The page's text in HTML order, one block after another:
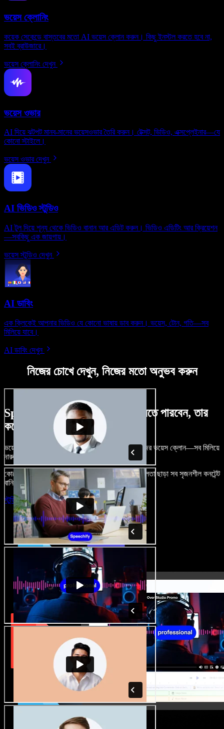
ভয়েস ক্লোনিং
কয়েক সেকেন্ডে বাস্তবের মতো AI ভয়েস ক্লোন করুন। কিছু ইনস্টল করতে হবে না,
সবই ব্রাউজারে।
ভয়েস ক্লোনিং দেখুন
ভয়েস ওভার
AI দিয়ে ঝটপট মানব-মানের ভয়েসওভার তৈরি করুন। টেক্সট, ভিডিও, এক্সপ্লেইনার—যে
কোনো স্টাইলে।
ভয়েস ওভার দেখুন
AI ভিডিও স্টুডিও
AI টুল দিয়ে শূন্য থেকে ভিডিও বানান আর এডিট করুন। ভিডিও এডিটিং আর ক্রিয়েশন
—সবকিছু এক জায়গায়।
ভয়েস স্টুডিও দেখুন
AI ডাবিং
এক ক্লিকেই আপনার ভিডিও যে কোনো ভাষায় ডাব করুন। ভয়েস, টোন, গতি—সব
মিলিয়ে যাবে।
AI ডাবিং দেখুন
নিজের চোখে দেখুন, নিজের মতো অনুভব করুন
Speechify Studio দিয়ে কী কী করতে পারবেন, তার
কয়েকটা উদাহরণ দেখুন
ভয়েসওভার, রয়্যালটি-ফ্রি ছবি, অডিও, ভিডিও যোগ, নিজের ভয়েস ক্লোন—সব মিলিয়ে
দারুণ মনে রাখার মতো অডিও-ভিডিও প্রজেক্ট বানান।
কোনো শেখার ঝামেলা নেই, শুধু ব্রাউজারে খুলুন—আর দুর্বলতা ছাড়া সব সৃজনশীল কনটেন্ট
বানিয়ে ফেলুন।
স্টুডিও চালু করুন